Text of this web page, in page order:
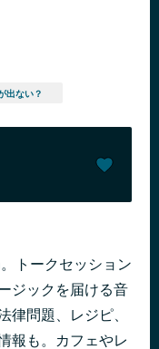
出ない？
トークセッション
ジックを届ける音
律問題、レジピ、
報も。カフェやレ